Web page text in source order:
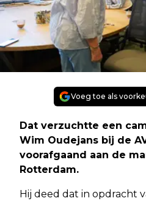
Voeg toe als
Dat verzuchtte een
Wim Oudejans bij de
voorafgaand aan de
Rotterdam.
Hij deed dat in opdracht